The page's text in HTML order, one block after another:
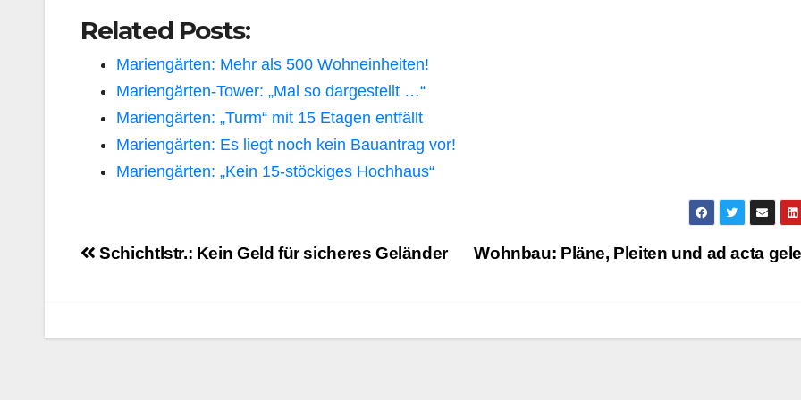
Related Posts:
Mariengärten: Mehr als 500 Wohneinheiten!
Mariengärten-Tower: „Mal so dargestellt …“
Mariengärten: „Turm“ mit 15 Etagen entfällt
Mariengärten: Es liegt noch kein Bauantrag vor!
Mariengärten: „Kein 15-stöckiges Hochhaus“
Beitragsnavigation Wohnbau: Pläne, Pleiten und ad acta
Schichtlstr.: Kein Geld für sicheres Geländer